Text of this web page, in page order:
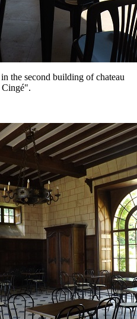
the second building of chateau